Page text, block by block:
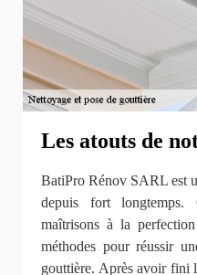
Les atouts de
BatiPro Rénov SARL est
depuis fort
maîtrisons à la
méthodes pour réussir
gouttière. Après avoir fini